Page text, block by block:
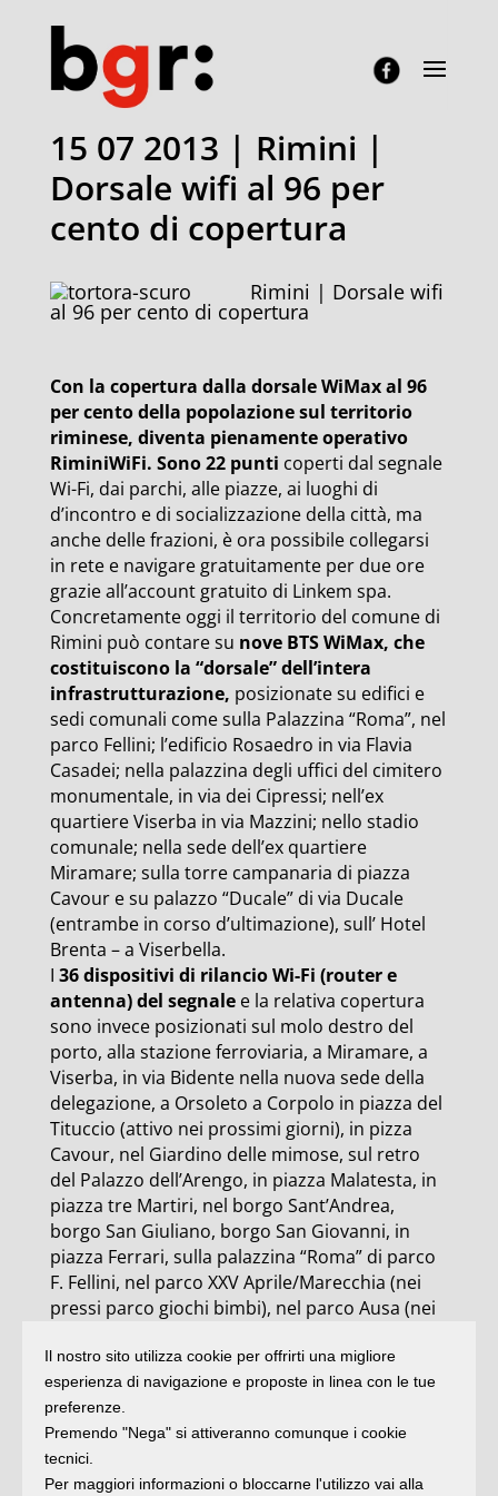
15 07 2013 | Rimini |
Dorsale wifi al 96 per
cento di copertura
Rimini | Dorsale wifi
al 96 per cento di copertura
Con la copertura dalla dorsale WiMax al 96
per cento della popolazione sul territorio
riminese, diventa pienamente operativo
RiminiWiFi. Sono 22 punti coperti dal segnale
Wi-Fi, dai parchi, alle piazze, ai luoghi di
d’incontro e di socializzazione della città, ma
anche delle frazioni, è ora possibile collegarsi
in rete e navigare gratuitamente per due ore
grazie all’account gratuito di Linkem spa.
Concretamente oggi il territorio del comune di
Rimini può contare su nove BTS WiMax, che
costituiscono la “dorsale” dell’intera
infrastrutturazione, posizionate su edifici e
sedi comunali come sulla Palazzina “Roma”, nel
parco Fellini; l’edificio Rosaedro in via Flavia
Casadei; nella palazzina degli uffici del cimitero
monumentale, in via dei Cipressi; nell’ex
quartiere Viserba in via Mazzini; nello stadio
comunale; nella sede dell’ex quartiere
Miramare; sulla torre campanaria di piazza
Cavour e su palazzo “Ducale” di via Ducale
(entrambe in corso d’ultimazione), sull’ Hotel
Brenta – a Viserbella.
I 36 dispositivi di rilancio Wi-Fi (router e
antenna) del segnalee la relativa copertura
sono invece posizionati sul molo destro del
porto, alla stazione ferroviaria, a Miramare, a
Viserba, in via Bidente nella nuova sede della
delegazione, a Orsoleto a Corpolo in piazza del
Tituccio (attivo nei prossimi giorni), in pizza
Cavour, nel Giardino delle mimose, sul retro
del Palazzo dell’Arengo, in piazza Malatesta, in
piazza tre Martiri, nel borgo Sant’Andrea,
borgo San Giuliano, borgo San Giovanni, in
piazza Ferrari, sulla palazzina “Roma” di parco
F. Fellini, nel parco XXV Aprile/Marecchia (nei
pressi parco giochi bimbi), nel parco Ausa (nei
nel parco Cervi (all’incrocio via Roma-Via
Circonvallazione meridionale), nel parco
Pertini, nel parco Spina verde (nei pressi del
parco giochi).
Sono
alcune centinaia di famiglie e operatori
Il nostro sito utilizza cookie per offrirti una migliore
esperienza di navigazione e proposte in linea con le tue
preferenze.
Premendo "Nega" si attiveranno comunque i cookie
tecnici.
Per maggiori informazioni o bloccarne l'utilizzo vai alla